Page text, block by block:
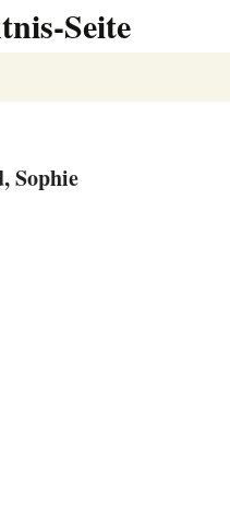
Seite
Sophie